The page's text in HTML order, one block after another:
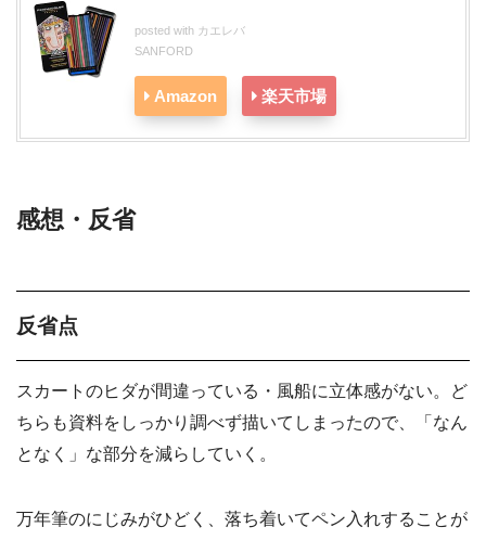
posted with カエレバ
SANFORD
Amazon 楽天市場
感想・反省
反省点
スカートのヒダが間違っている・風船に立体感がない。ど
ちらも資料をしっかり調べず描いてしまったので、「なん
となく」な部分を減らしていく。
万年筆のにじみがひどく、落ち着いてペン入れすることが